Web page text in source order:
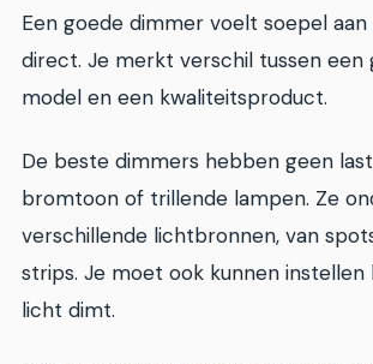
Een goede dimmer voelt soepel
direct. Je merkt verschil tussen een
model en een kwaliteitsproduct.
De beste dimmers hebben geen
bromtoon of trillende lampen. Ze
verschillende lichtbronnen, van
strips. Je moet ook kunnen instellen
licht dimt.